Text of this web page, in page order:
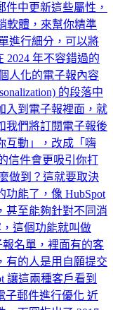
中更新這些屬性，
軟體，來幫你精準
進行細分，可以將
2024 年不容錯過的
人化的電子報內容
的段落中
入到電子報裡面，就
我們將訂閱電子報後
互動」，改成「嗨
信件會更吸引你打
做到？這就要取決
能了，像 HubSpot
甚至能夠針對不同消
，這個功能就叫做
報名單，裡面有的客
有的人是用自願提交
讓這兩種客戶看到
子郵件進行優化 近